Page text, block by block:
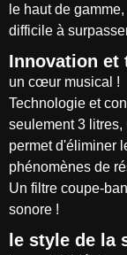
le haut de
difficile à
Innovation et
un cœur musical !
Technologie et
seulement 3
permet d'éliminer
phénomènes de
Un filtre coupe-
sonore !
le style de la